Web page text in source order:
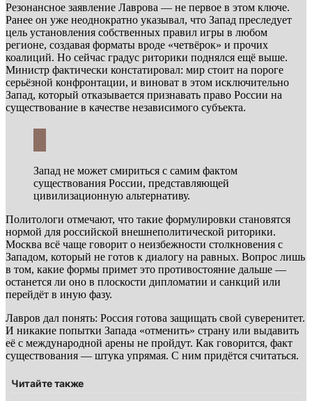
Резонансное заявление Лаврова — не первое в этом ключе.
Ранее он уже неоднократно указывал, что Запад преследует
цель установления собственных правил игры в любом
регионе, создавая форматы вроде «четвёрок» и прочих
коалиций. Но сейчас градус риторики поднялся ещё выше.
Министр фактически констатировал: мир стоит на пороге
серьёзной конфронтации, и виноват в этом исключительно
Запад, который отказывается признавать право России на
существование в качестве независимого субъекта.
Запад не может смириться с самим фактом
существования России, представляющей
цивилизационную альтернативу.
Политологи отмечают, что такие формулировки становятся
нормой для российской внешнеполитической риторики.
Москва всё чаще говорит о неизбежности столкновения с
Западом, который не готов к диалогу на равных. Вопрос лишь
в том, какие формы примет это противостояние дальше —
останется ли оно в плоскости дипломатии и санкций или
перейдёт в иную фазу.
Лавров дал понять: Россия готова защищать свой суверенитет.
И никакие попытки Запада «отменить» страну или выдавить
её с международной арены не пройдут. Как говорится, факт
существования — штука упрямая. С ним придётся считаться.
Читайте также